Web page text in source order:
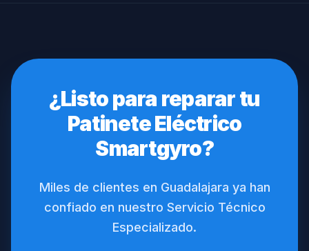
¿Listo para reparar tu
Patinete Eléctrico
Smartgyro?
Miles de clientes en Guadalajara ya han
confiado en nuestro Servicio Técnico
Especializado.